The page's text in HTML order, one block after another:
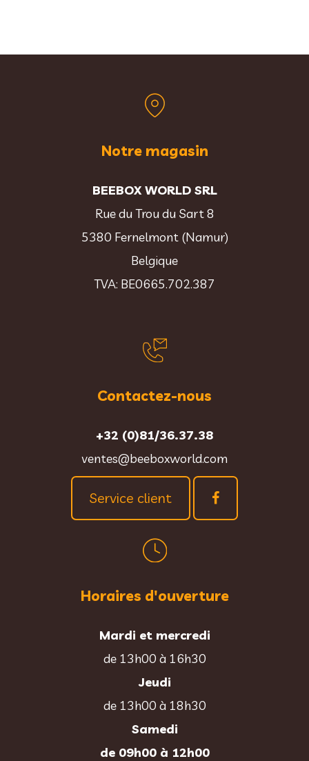
Notre magasin
BEEBOX WORLD SRL
Rue du Trou du Sart 8
5380 Fernelmont (Namur)
Belgique
TVA: BE0665.702.387
Contactez-nous
+32 (0)81/36.37.38
ventes@beeboxworld.com
Service client
Horaires d'ouverture
Mardi et mercredi
de 13h00 à 16h30
Jeudi
de 13h00 à 18h30
Samedi
de 09h00 à 12h00